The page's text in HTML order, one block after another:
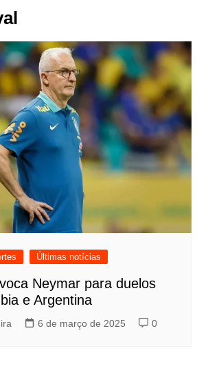
Últimas notícias
Neymar para duelos
e Argentina
6 de março de 2025 0